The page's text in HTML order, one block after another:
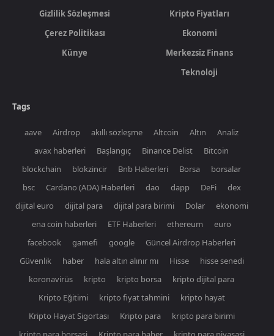
Gizlilik Sözleşmesi
Çerez Politikası
Künye
Kripto Fiyatları
Ekonomi
Merkezsiz Finans
Teknoloji
Tags
aave Airdrop akıllı sözleşme Altcoin Altın
Analiz
avax haberleri
Başlangıç Binance Delist
Bitcoin
blockchain
blokzincir Bnb Haberleri Borsa
borsalar
bsc
Cardano (ADA) Haberleri dao dapp DeFi
dex
dijital euro
dijital para dijital para birimi Dolar
ekonomi
ena coin haberleri
ETF Haberleri ethereum
euro
facebook
gamefi google
Güncel Airdrop Haberleri
Güvenlik
haber hala altın alınır mı Hisse
hisse senedi
koronavirüs
kripto kripto borsa
kripto dijital para
Kripto Eğitimi
kripto fiyat tahmini
kripto hayat
Kripto Hayat Sigortası
Kripto para
kripto para birimi